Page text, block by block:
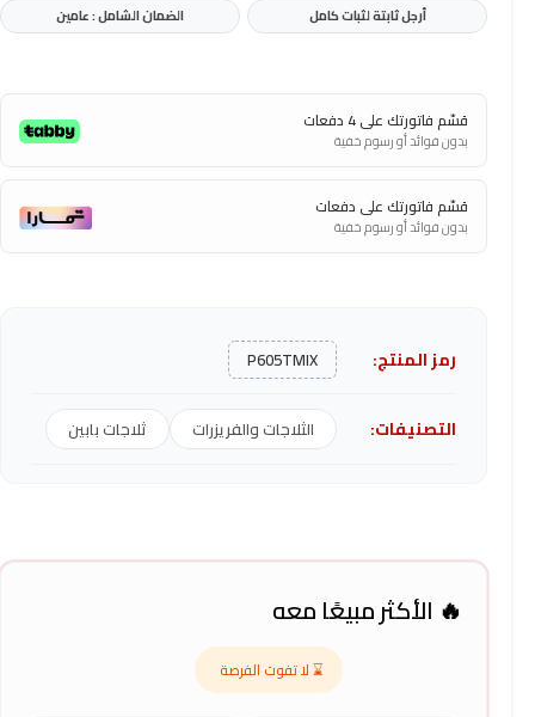
أرجل ثابتة لثبات كامل
الضمان الشامل : عامين
قسّم فاتورتك على 4 دفعات
بدون فوائد أو رسوم خفية
قسّم فاتورتك على دفعات
بدون فوائد أو رسوم خفية
رمز المنتج: P605TMIX
التصنيفات: الثلاجات والفريزرات ثلاجات بابين
🔥 الأكثر مبيعًا معه
⌛ لا تفوت الفرصة